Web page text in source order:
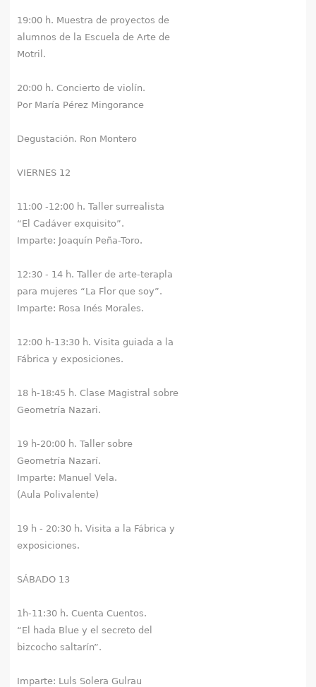
a
q
19:00 h. Muestra de proyectos de
alumnos de la Escuela de Arte de
Motril.
20:00 h. Concierto de violín.
Por María Pérez Mingorance
Degustación. Ron Montero
VIERNES 12
11:00 -12:00 h. Taller surrealista
“El Cadáver exquisito”.
Imparte: Joaquín Peña-Toro.
12:30 - 14 h. Taller de arte-terapla
para mujeres “La Flor que soy”.
Imparte: Rosa Inés Morales.
12:00 h-13:30 h. Visita guiada a la
Fábrica y exposiciones.
18 h-18:45 h. Clase Magistral sobre
Geometría Nazari.
19 h-20:00 h. Taller sobre
Geometría Nazarí.
Imparte: Manuel Vela.
(Aula Polivalente)
19 h - 20:30 h. Visita a la Fábrica y
exposiciones.
SÁBADO 13
1h-11:30 h. Cuenta Cuentos.
“El hada Blue y el secreto del
bizcocho saltarín”.
Imparte: Luls Solera Gulrau